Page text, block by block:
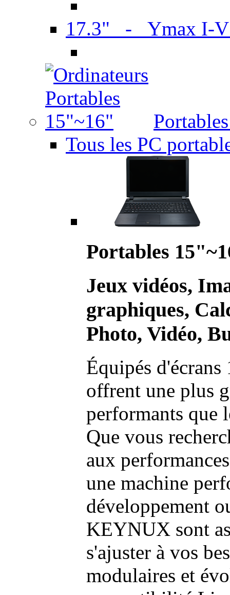
17.3" - Ymax I-
Tous les PC
Portables
Jeux vidéos,
graphiques,
Photo, Vidéo,
Équipés
offrent une plus
performants que
Que vous
aux
une machine
développement
KEYNUX sont
s'ajuster à vos
modulaires et